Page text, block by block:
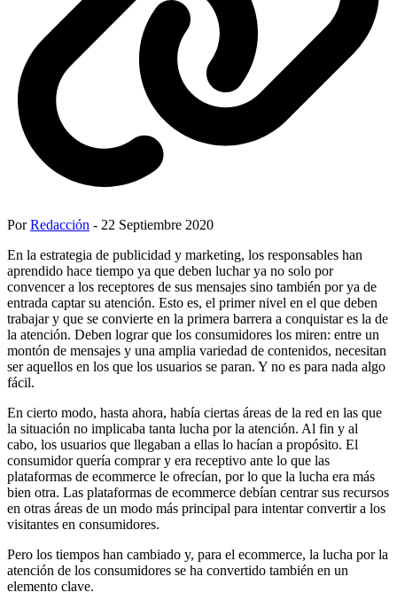
PorRedacción - 22 Septiembre 2020
En la estrategia de publicidad y marketing, los responsables han
aprendido hace tiempo ya que deben luchar ya no solo por
convencer a los receptores de sus mensajes sino también por ya de
entrada captar su atención. Esto es, el primer nivel en el que deben
trabajar y que se convierte en la primera barrera a conquistar es la de
la atención. Deben lograr que los consumidores los miren: entre un
montón de mensajes y una amplia variedad de contenidos, necesitan
ser aquellos en los que los usuarios se paran. Y no es para nada algo
fácil.
En cierto modo, hasta ahora, había ciertas áreas de la red en las que
la situación no implicaba tanta lucha por la atención. Al fin y al
cabo, los usuarios que llegaban a ellas lo hacían a propósito. El
consumidor quería comprar y era receptivo ante lo que las
plataformas de ecommerce le ofrecían, por lo que la lucha era más
bien otra. Las plataformas de ecommerce debían centrar sus recursos
en otras áreas de un modo más principal para intentar convertir a los
visitantes en consumidores.
Pero los tiempos han cambiado y, para el ecommerce, la lucha por la
atención de los consumidores se ha convertido también en un
elemento clave.